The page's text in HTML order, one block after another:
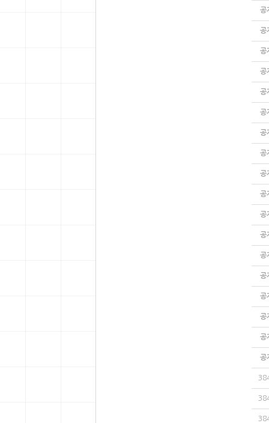
공
공
공
공
공
공
공
공
공
공
공
공
공
공
공
공
공
공